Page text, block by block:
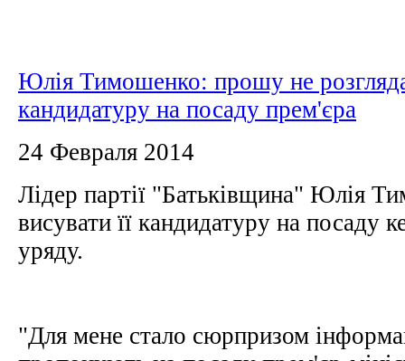
Юлія Тимошенко: прошу не
кандидатуру на посаду прем'єра
24 Февраля 2014
Лідер партії "Батьківщина" Юлія
висувати її кандидатуру на посаду
уряду.
"Для мене стало сюрпризом